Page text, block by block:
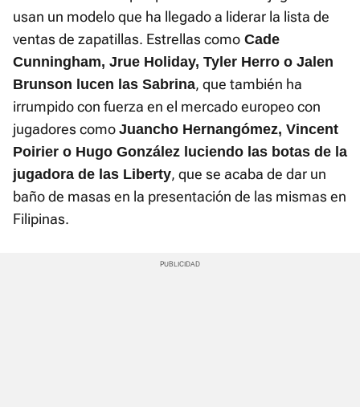
usan un modelo que ha llegado a liderar la lista de
ventas de zapatillas. Estrellas como Cade
Cunningham, Jrue Holiday, Tyler Herro o Jalen
Brunson lucen las Sabrina, que también ha
irrumpido con fuerza en el mercado europeo con
jugadores como Juancho Hernangómez, Vincent
Poirier o Hugo González luciendo las botas de la
jugadora de las Liberty, que se acaba de dar un
baño de masas en la presentación de las mismas en
Filipinas.